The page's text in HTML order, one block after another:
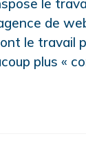
le
de
le travail
plus «